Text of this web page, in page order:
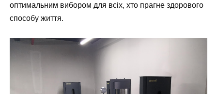
оптимальним вибором для всіх, хто прагне здорового
способу життя.